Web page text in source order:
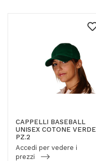
CAPPELLI BASEBALL
UNISEX COTONE VERDE
PZ.2
Accedi per vedere i
prezzi